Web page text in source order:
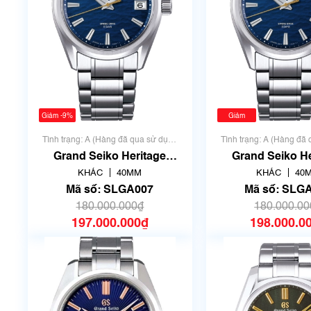
Giảm -9%
Tình trạng: A (Hàng đã qua sử dụng
nhưng rất đẹp, không có xước)
Grand Seiko Heritage
Collection Spring Drive
SLGA007
KHÁC 40MM
Mã số: SLGA007
180.000.000₫
197.000.000₫
Giảm
Tình trạng: A (Hàng đã
nhưng rất đẹp,
Grand Seiko
Collection
SLGA007 |
KHÁC
Mã số: